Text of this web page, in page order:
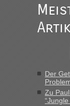
Ist korrekt, aber
darauf hinweisen
War aber nicht
buchbar - warum
Hab´s versucht -
Strecke fahren
Der
Zu
“Jungle